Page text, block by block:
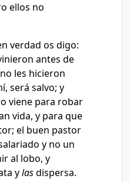
ellos no
verdad os digo:
antes de
les hicieron
será salvo; y
viene para robar
vida, y para que
; el buen pastor
y no un
al lobo, y
ylasdispersa.